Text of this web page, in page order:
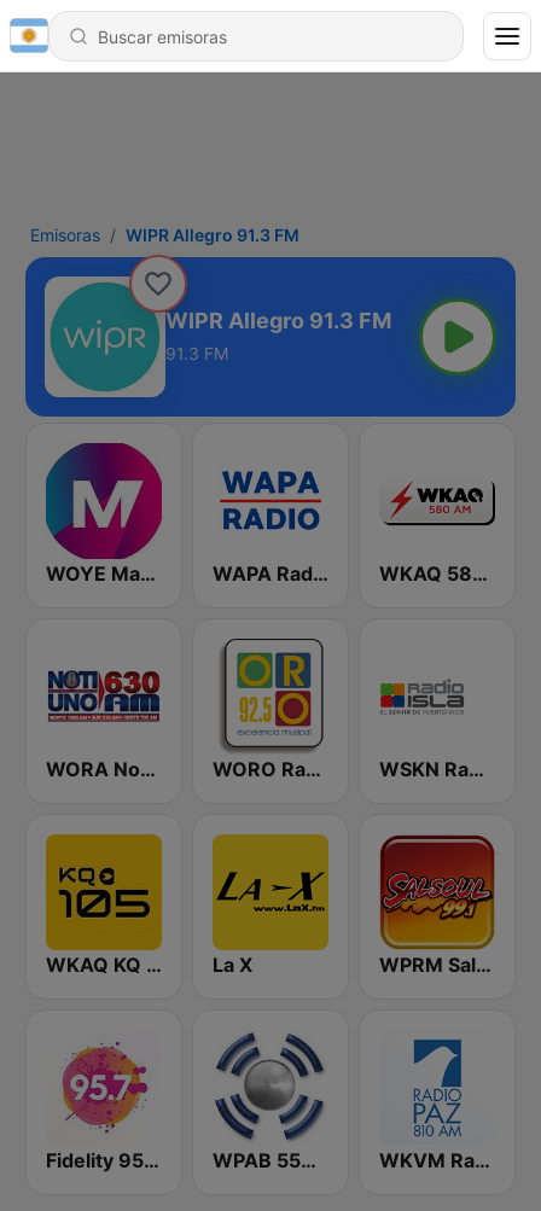
Emisoras WIPR Allegro 91.3 FM
WIPR Allegro 91.3 FM
91.3 FM
WOYE Magic 97.3 FM WAPA Radio WKAQ 580 AM
WORA Noti Uno 630 AM WORO Radio Oro 92.5 FM WSKN Radio Isla 1320 AM
WKAQ KQ 105 La X WPRM Salsoul 99.1 FM
Fidelity 95.7 FM WPAB 550 AM WKVM Radio Paz 810 AM